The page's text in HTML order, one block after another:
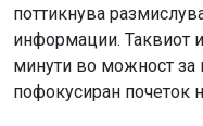
поттикнува
информации. Таквиот
минути во можност за
пофокусиран почеток